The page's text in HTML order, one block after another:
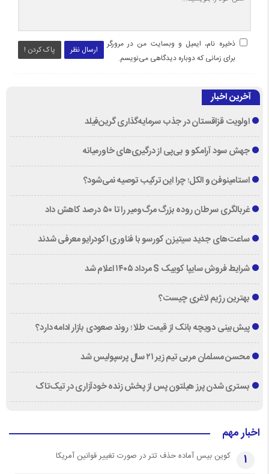
ارسال نظر پاک کردن !
ذخیره نام، ایمیل و وبسایت من در مرورگر
برای زمانی که دوباره دیدگاهی می‌نویسم.
آخرین اخبار
اولویت قزاقستان در جذب سرمایه‌گذاری گرین‌فیلد
جهش سود آرامکو و بی‌پی از درگیری‌های خاورمیانه
استامینوفن و الکل؛ چرا این ترکیب توصیه نمی‌شود؟
غربالگری سرطان روده بزرگ مرگ‌ومیر را تا ۵۰ درصد کاهش داد
ساعت‌های جدید سیتیزن کورسو با فناوری اکودرایو معرفی شدند
شرایط فروش سایپا کوییک S مرداد ۱۴۰۵ اعلام شد
بهترین رژیم لاغری چیست؟
پیش‌بینی دویچه‌ بانک از قیمت طلا ؛ روند صعودی بازار ادامه دارد؟
محسن مسلمان مربی تیم زیر ۲۱ سال پرسپولیس شد
بستری شدن پرز هیلتون پس از پخش زنده خودآزاری در تیک‌تاک
اخبار مهم
1 کوین بیس آماده حذف تتر در صورت تغییر قوانین آمریکا